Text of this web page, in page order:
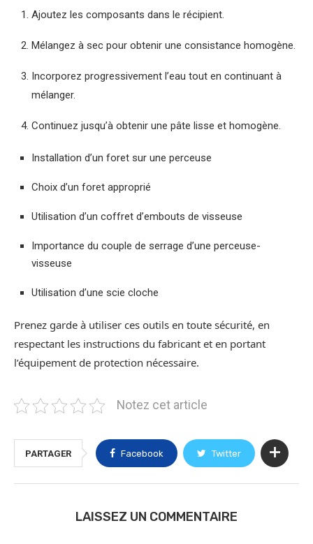
Ajoutez les composants dans le récipient.
Mélangez à sec pour obtenir une consistance homogène.
Incorporez progressivement l’eau tout en continuant à
mélanger.
Continuez jusqu’à obtenir une pâte lisse et homogène.
Installation d’un foret sur une perceuse
Choix d’un foret approprié
Utilisation d’un coffret d’embouts de visseuse
Importance du couple de serrage d’une perceuse-
visseuse
Utilisation d’une scie cloche
Prenez garde à utiliser ces outils en toute sécurité, en
respectant les instructions du fabricant et en portant
l’équipement de protection nécessaire.
Notez cet article
PARTAGER Facebook Twitter
LAISSEZ UN COMMENTAIRE